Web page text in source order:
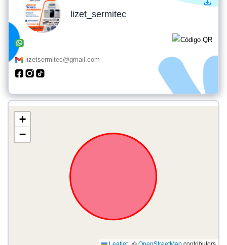
lizet_sermitec
lizetsermitec@gmail.com
+
−
Leaflet | ©OpenStreetMapcontributors